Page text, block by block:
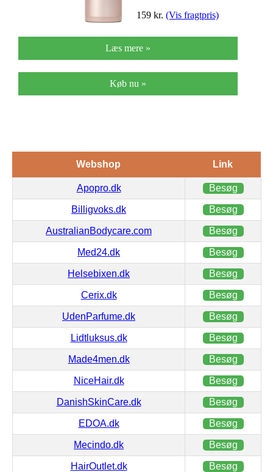
159 kr. (Vis fragtpris)
Læs mere »
Køb nu »
Webshop Link
Apopro.dk Besøg
Billigvoks.dk Besøg
AustralianBodycare.com Besøg
Med24.dk Besøg
Helsebixen.dk Besøg
Cerix.dk Besøg
UdenParfume.dk Besøg
Lidtluksus.dk Besøg
Made4men.dk Besøg
NiceHair.dk Besøg
DanishSkinCare.dk Besøg
EDOA.dk Besøg
Mecindo.dk Besøg
HairOutlet.dk Besøg